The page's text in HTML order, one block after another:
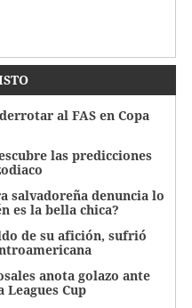
al FAS en Copa
las predicciones
salvadoreña denuncia lo
es la bella chica?
de su afición, sufrió
anota golazo ante
Leagues Cup